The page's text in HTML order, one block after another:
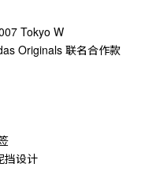
Tokyo W
Originals 联名合作款
挡设计